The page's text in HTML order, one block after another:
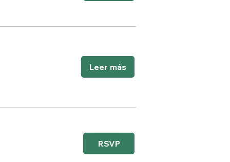
Leer más
RSVP